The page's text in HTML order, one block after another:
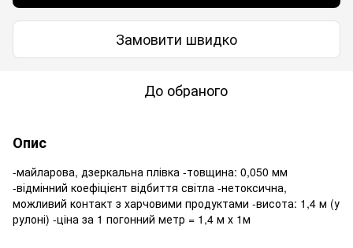
Замовити швидко
До обраного
Опис
-майларова, дзеркальна плівка -товщина: 0,050 мм
-відмінний коефіцієнт відбиття світла -нетоксична,
можливий контакт з харчовими продуктами -висота: 1,4 м (у
рулоні) -ціна за 1 погонний метр = 1,4 м х 1м